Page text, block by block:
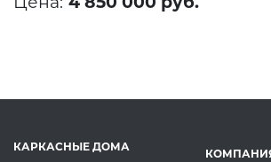
КАРКАСНЫЕ ДОМА